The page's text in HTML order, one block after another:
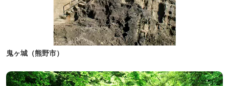
鬼ヶ城（熊野市）